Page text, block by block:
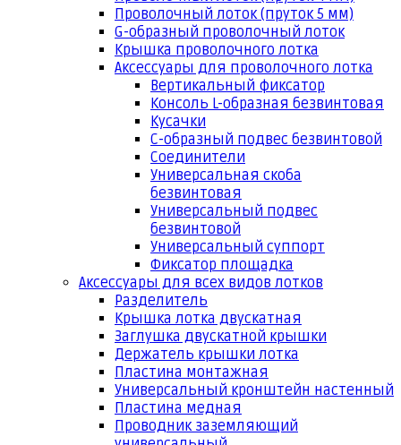
Проволочный лоток (пруток 5 мм)
G-образный проволочный лоток
Крышка проволочного лотка
Аксессуары для проволочного лотка
Вертикальный фиксатор
Консоль L-образная безвинтовая
Кусачки
С-образный подвес безвинтовой
Соединители
Универсальная скоба
безвинтовая
Универсальный подвес
безвинтовой
Универсальный суппорт
Фиксатор площадка
Аксессуары для всех видов лотков
Разделитель
Крышка лотка двускатная
Заглушка двускатной крышки
Держатель крышки лотка
Пластина монтажная
Универсальный кронштейн настенный
Пластина медная
Проводник заземляющий